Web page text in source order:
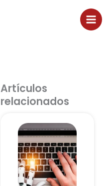
Artículos
relacionados